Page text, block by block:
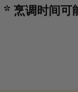
* 烹调时间可